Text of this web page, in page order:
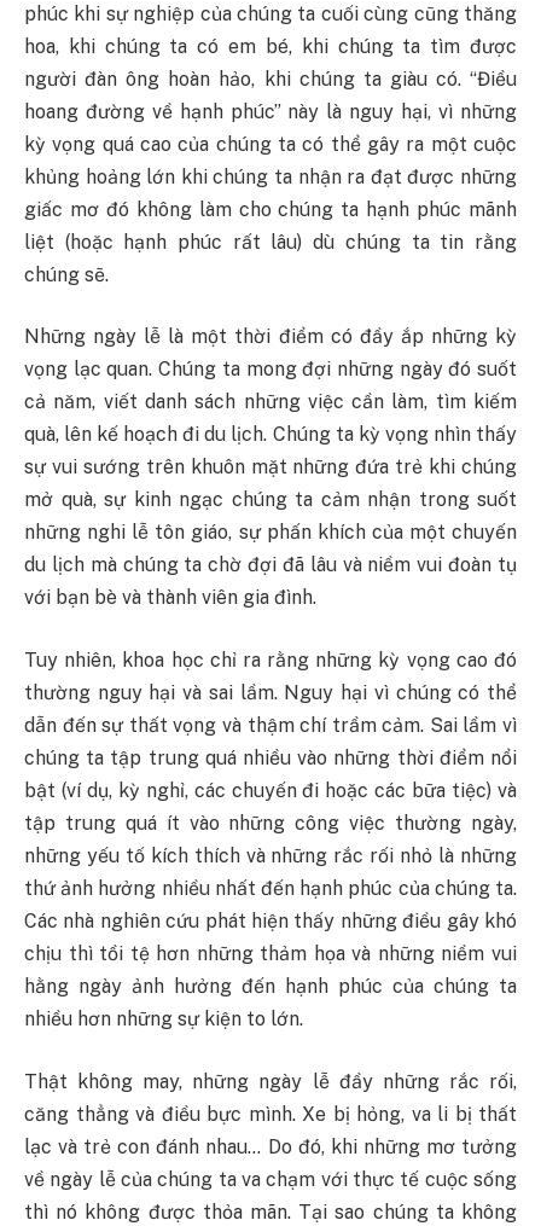
phúc khi sự nghiệp của chúng ta cuối cùng cũng thăng
hoa, khi chúng ta có em bé, khi chúng ta tìm được
người đàn ông hoàn hảo, khi chúng ta giàu có. “Điều
hoang đường về hạnh phúc” này là nguy hại, vì những
kỳ vọng quá cao của chúng ta có thể gây ra một cuộc
khủng hoảng lớn khi chúng ta nhận ra đạt được những
giấc mơ đó không làm cho chúng ta hạnh phúc mãnh
liệt (hoặc hạnh phúc rất lâu) dù chúng ta tin rằng
chúng sẽ.
Những ngày lễ là một thời điểm có đầy ắp những kỳ
vọng lạc quan. Chúng ta mong đợi những ngày đó suốt
cả năm, viết danh sách những việc cần làm, tìm kiếm
quà, lên kế hoạch đi du lịch. Chúng ta kỳ vọng nhìn thấy
sự vui sướng trên khuôn mặt những đứa trẻ khi chúng
mở quà, sự kinh ngạc chúng ta cảm nhận trong suốt
những nghi lễ tôn giáo, sự phấn khích của một chuyến
du lịch mà chúng ta chờ đợi đã lâu và niềm vui đoàn tụ
với bạn bè và thành viên gia đình.
Tuy nhiên, khoa học chỉ ra rằng những kỳ vọng cao đó
thường nguy hại và sai lầm. Nguy hại vì chúng có thể
dẫn đến sự thất vọng và thậm chí trầm cảm. Sai lầm vì
chúng ta tập trung quá nhiều vào những thời điểm nổi
bật (ví dụ, kỳ nghỉ, các chuyến đi hoặc các bữa tiệc) và
tập trung quá ít vào những công việc thường ngày,
những yếu tố kích thích và những rắc rối nhỏ là những
thứ ảnh hưởng nhiều nhất đến hạnh phúc của chúng ta.
Các nhà nghiên cứu phát hiện thấy những điều gây khó
chịu thì tồi tệ hơn những thảm họa và những niềm vui
hằng ngày ảnh hưởng đến hạnh phúc của chúng ta
nhiều hơn những sự kiện to lớn.
Thật không may, những ngày lễ đầy những rắc rối,
căng thẳng và điều bực mình. Xe bị hỏng, va li bị thất
lạc và trẻ con đánh nhau… Do đó, khi những mơ tưởng
về ngày lễ của chúng ta va chạm với thực tế cuộc sống
thì nó không được thỏa mãn. Tại sao chúng ta không